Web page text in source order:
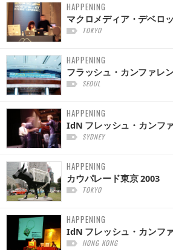
HAPPENING
マクロメディア・デベロ
TOKYO
HAPPENING
フラッシュ・カンファレ
SEOUL
HAPPENING
IdN フレッシュ・カンフ
SYDNEY
HAPPENING
カウパレード東京 2003
TOKYO
HAPPENING
IdN フレッシュ・カンフ
HONG KONG